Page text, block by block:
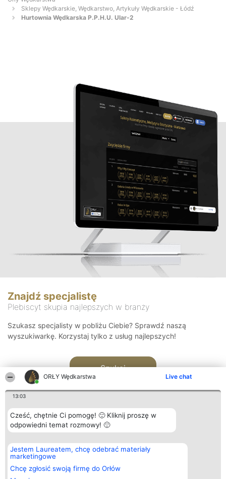
ORŁY Wędkarstwa Live chat
13:03
Cześć, chętnie Ci pomogę! 🙂 Kliknij proszę w
odpowiedni temat rozmowy! 🙂
Jestem Laureatem, chcę odebrać materiały
marketingowe
Chcę zgłosić swoją firmę do Orłów
Sklepy Wędkarskie, Wędkarstwo, Artykuły Wędkarskie - Łódź
Hurtownia Wędkarska P.P.H.U. Ular-2
Znajdź specjalistę
Plebiscyt skupia najlepszych w branży
Szukasz specjalisty w pobliżu Ciebie? Sprawdź naszą
wyszukiwarkę. Korzystaj tylko z usług najlepszych!
Szukaj
Organizator plebiscytu
Bright Side Solutions sp. z o.
o. sp. k.
ul. Ruska 22
Wrocław 50-079
Plebiscyt
Laureaci
wszystkich
Laureatów
Kontakt
Kontakt